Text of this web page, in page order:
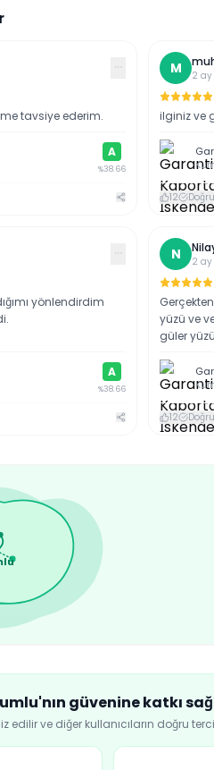
···
tavsiye ederim.
A
%38.66
M 2
ilginiz ve
12
···
yönlendirdim
A
%38.66
N 2
yüzü ve
güler
olarak ne
kişiyi de
tertemiz
12
'nın güvenine katkı
ve diğer kullanıcıların doğru